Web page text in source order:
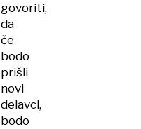
govoriti,
da
če
bodo
prišli
novi
delavci,
bodo